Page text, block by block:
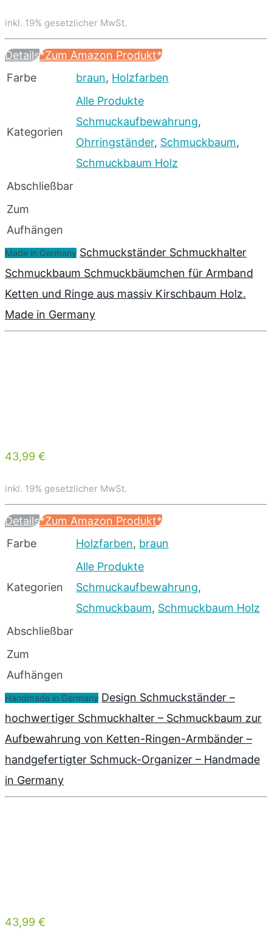
inkl. 19% gesetzlicher MwSt.
Details*Zum Amazon Produkt*
Farbe
braun, Holzfarben
Kategorien
Alle Produkte
Schmuckaufbewahrung,
Ohrringständer, Schmuckbaum,
Schmuckbaum Holz
Abschließbar
Zum
Aufhängen
Made in Germany Schmuckständer Schmuckhalter
Schmuckbaum Schmuckbäumchen für Armband
Ketten und Ringe aus massiv Kirschbaum Holz.
Made in Germany
43,99 €
inkl. 19% gesetzlicher MwSt.
Details*Zum Amazon Produkt*
Farbe
Holzfarben, braun
Kategorien
Alle Produkte
Schmuckaufbewahrung,
Schmuckbaum, Schmuckbaum Holz
Abschließbar
Zum
Aufhängen
Handmade in Germany Design Schmuckständer –
hochwertiger Schmuckhalter – Schmuckbaum zur
Aufbewahrung von Ketten-Ringen-Armbänder –
handgefertigter Schmuck-Organizer – Handmade
in Germany
43,99 €